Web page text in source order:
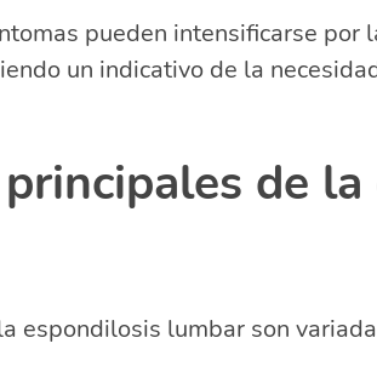
pueden intensificarse por
un indicativo de la
principales de
espondilosis lumbar son